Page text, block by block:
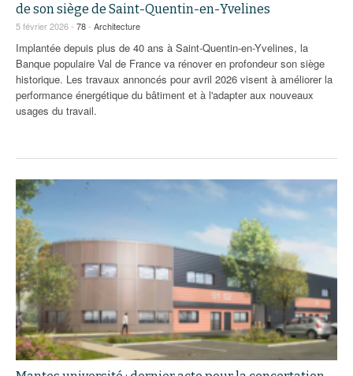
de son siège de Saint-Quentin-en-Yvelines
5 février 2026 - 78- Architecture
Implantée depuis plus de 40 ans à Saint-Quentin-en-Yvelines, la
Banque populaire Val de France va rénover en profondeur son siège
historique. Les travaux annoncés pour avril 2026 visent à améliorer la
performance énergétique du bâtiment et à l'adapter aux nouveaux
usages du travail.